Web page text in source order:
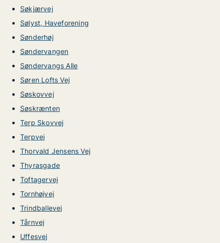
Søkjærvej
Sølyst, Haveforening
Sønderhøj
Søndervangen
Søndervangs Alle
Søren Lofts Vej
Søskovvej
Søskrænten
Terp Skovvej
Terpvej
Thorvald Jensens Vej
Thyrasgade
Toftagervej
Tornhøjvej
Trindballevej
Tårnvej
Uffesvej